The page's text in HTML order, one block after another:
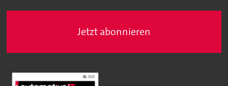
Jetzt abonnieren